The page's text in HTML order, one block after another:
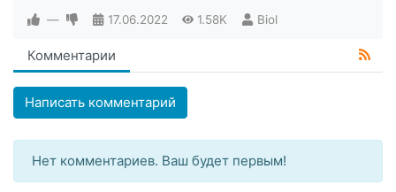
— 17.06.2022 1.58K Biol
Комментарии
Написать комментарий
Нет комментариев. Ваш будет первым!